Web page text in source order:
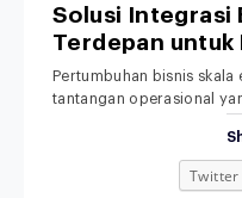
Solusi Integrasi
Terdepan untuk
Enterprise
Pertumbuhan bisnis
tantangan operasional
mutlak. Namun, sistem
terpisah dari sistem
kantor pusat. Akibatnya,
Twitter